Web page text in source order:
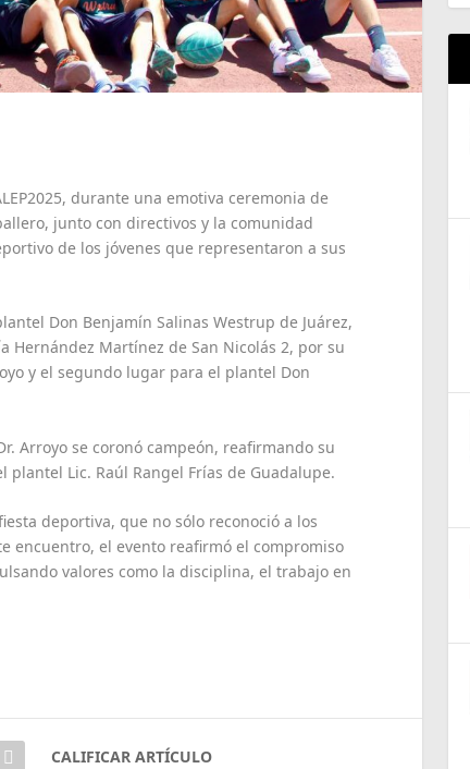
durante una emotiva ceremonia de
junto con directivos y la comunidad
de los jóvenes que representaron a sus
Don Benjamín Salinas Westrup de Juárez,
Hernández Martínez de San Nicolás 2, por su
y el segundo lugar para el plantel Don
Arroyo se coronó campeón, reafirmando su
Lic. Raúl Rangel Frías de Guadalupe.
deportiva, que no sólo reconoció a los
encuentro, el evento reafirmó el compromiso
valores como la disciplina, el trabajo en
CALIFICAR ARTÍCULO